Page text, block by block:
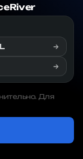
Для